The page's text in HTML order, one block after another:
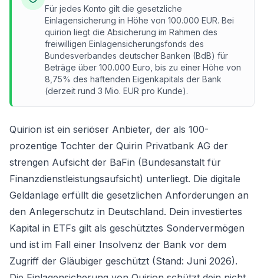
Für jedes Konto gilt die gesetzliche
Einlagensicherung in Höhe von 100.000 EUR. Bei
quirion liegt die Absicherung im Rahmen des
freiwilligen Einlagensicherungsfonds des
Bundesverbandes deutscher Banken (BdB) für
Beträge über 100.000 Euro, bis zu einer Höhe von
8,75% des haftenden Eigenkapitals der Bank
(derzeit rund 3 Mio. EUR pro Kunde).
Quirion ist ein seriöser Anbieter, der als 100-
prozentige Tochter der Quirin Privatbank AG der
strengen Aufsicht der BaFin (Bundesanstalt für
Finanzdienstleistungsaufsicht) unterliegt. Die digitale
Geldanlage erfüllt die gesetzlichen Anforderungen an
den Anlegerschutz in Deutschland. Dein investiertes
Kapital in ETFs gilt als geschütztes Sondervermögen
und ist im Fall einer Insolvenz der Bank vor dem
Zugriff der Gläubiger geschützt (Stand: Juni 2026).